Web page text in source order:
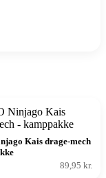
Kais drage-mech
89,95 kr.